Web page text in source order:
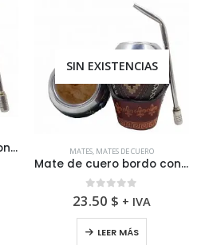
Mate de cuero bordo con figuras mas base y bombilla
SIN EXISTENCIAS
MATES, MATES DE CUERO
Mate de cuero bordo con símbolo mas base y bombilla
0fuera de 5
23.50 $ + IVA
LEER MÁS